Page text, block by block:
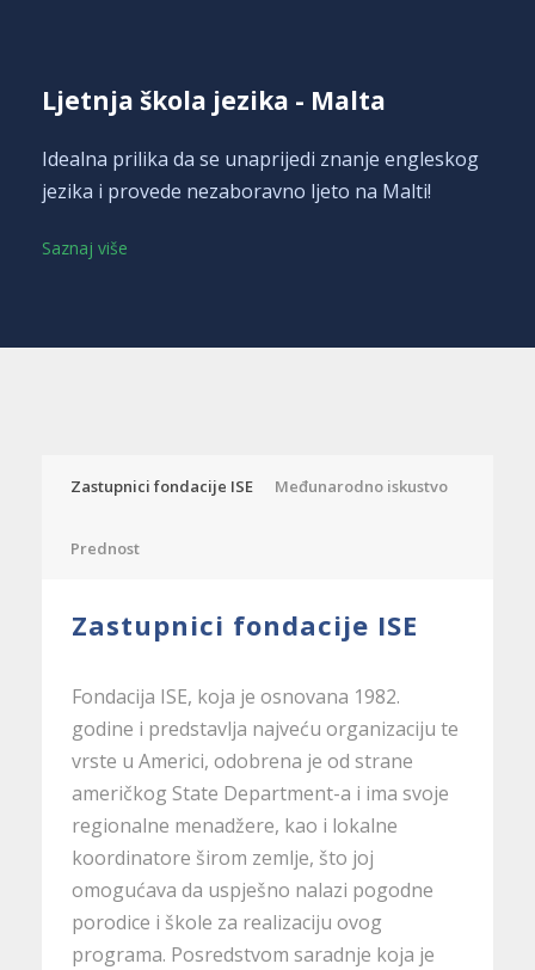
Ljetnja škola jezika - Malta
Idealna prilika da se unaprijedi znanje engleskog
jezika i provede nezaboravno ljeto na Malti!
Saznaj više
Zastupnici fondacije ISE Međunarodno iskustvo
Prednost
Zastupnici fondacije ISE
Fondacija ISE, koja je osnovana 1982.
godine i predstavlja najveću organizaciju te
vrste u Americi, odobrena je od strane
američkog State Department-a i ima svoje
regionalne menadžere, kao i lokalne
koordinatore širom zemlje, što joj
omogućava da uspješno nalazi pogodne
porodice i škole za realizaciju ovog
programa. Posredstvom saradnje koja je